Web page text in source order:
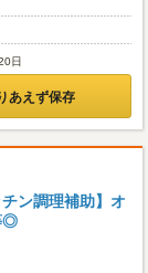
日
あえず保存
ン調理補助】オ
◎